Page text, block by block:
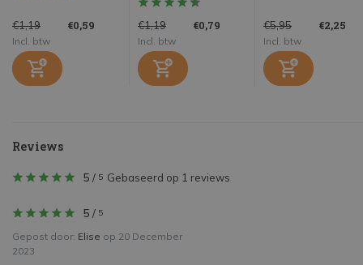
€1,19 €0,59
Incl. btw
€1,19 €0,79
Incl. btw
€5,95 €2,25
Incl. btw
Reviews
5 / 5 Gebaseerd op 1 reviews
5 / 5
Gepost door: Elise op 20 December
2023